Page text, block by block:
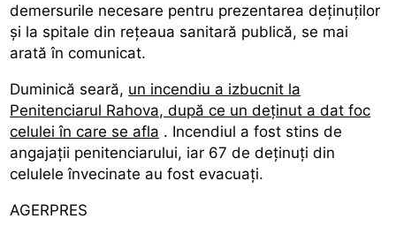
demersurile necesare pentru prezentarea deținuților
și la spitale din rețeaua sanitară publică, se mai
arată în comunicat.
Duminică seară, un incendiu a izbucnit la
Penitenciarul Rahova, după ce un deținut a dat foc
celulei în care se afla . Incendiul a fost stins de
angajații penitenciarului, iar 67 de deținuți din
celulele învecinate au fost evacuați.
AGERPRES